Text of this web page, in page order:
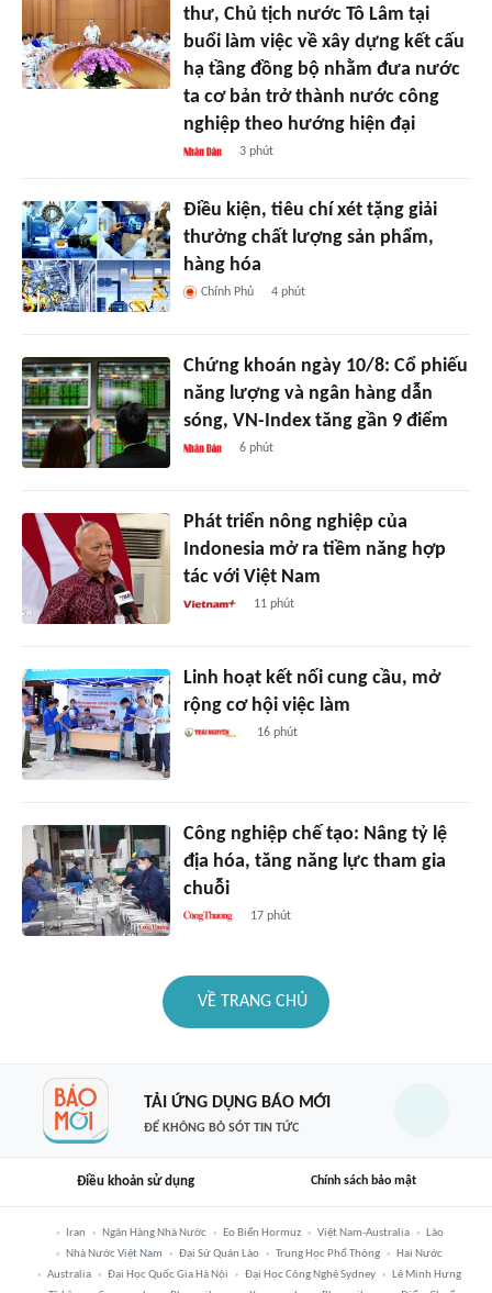
thư, Chủ tịch nước Tô Lâm tại
buổi làm việc về xây dựng kết cấu
hạ tầng đồng bộ nhằm đưa nước
ta cơ bản trở thành nước công
nghiệp theo hướng hiện đại
3 phút
Điều kiện, tiêu chí xét tặng giải
thưởng chất lượng sản phẩm,
hàng hóa
Chính Phủ 4 phút
Chứng khoán ngày 10/8: Cổ phiếu
năng lượng và ngân hàng dẫn
sóng, VN-Index tăng gần 9 điểm
6 phút
Phát triển nông nghiệp của
Indonesia mở ra tiềm năng hợp
tác với Việt Nam
11 phút
Linh hoạt kết nối cung cầu, mở
rộng cơ hội việc làm
16 phút
Công nghiệp chế tạo: Nâng tỷ lệ
địa hóa, tăng năng lực tham gia
chuỗi
17 phút
VỀ TRANG CHỦ
TẢI ỨNG DỤNG BÁO MỚI
ĐỂ KHÔNG BỎ SÓT TIN TỨC
Điều khoản sử dụng Chính sách bảo mật
Iran Ngân Hàng Nhà Nước Eo Biển Hormuz Việt Nam-Australia
Lào
Nhà Nước Việt Nam
Đại Sứ Quán Lào Trung Học Phổ Thông
Hai Nước
Australia
Đại Học Quốc Gia Hà Nội Đại Học Công Nghệ Sydney
Lê Minh Hưng